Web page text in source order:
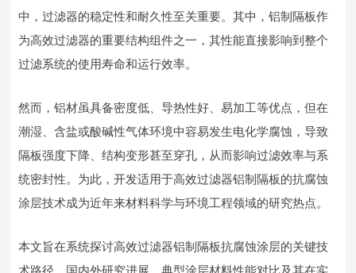
中，过滤器的稳定性和耐久性至关重要。其中，铝制隔板作
为高效过滤器的重要结构组件之一，其性能直接影响到整个
过滤系统的使用寿命和运行效率。
然而，铝材虽具备密度低、导热性好、易加工等优点，但在
潮湿、含盐或酸碱性气体环境中容易发生电化学腐蚀，导致
隔板强度下降、结构变形甚至穿孔，从而影响过滤效率与系
统密封性。为此，开发适用于高效过滤器铝制隔板的抗腐蚀
涂层技术成为近年来材料科学与环境工程领域的研究热点。
本文旨在系统探讨高效过滤器铝制隔板抗腐蚀涂层的关键技
术路径、国内外研究进展、典型涂层材料性能对比及其在实